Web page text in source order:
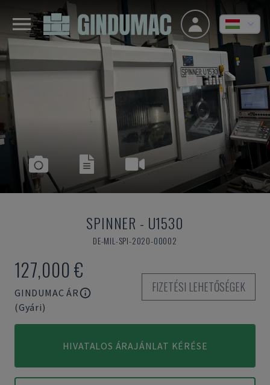
SPINNER - U1530
DE-MIL-SPI-2020-00002
127,000 €
GINDUMAC ÁR
(Gyári)
FIZETÉSI LEHETŐSÉGEK
HIVATALOS ÁRAJÁNLAT KÉRÉSE